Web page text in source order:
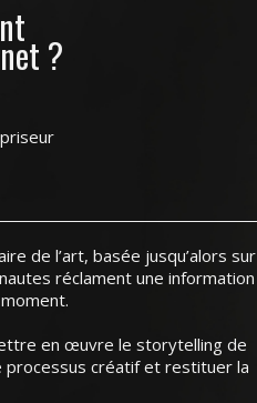
?
de l’art, basée jusqu’alors sur
réclament une information
en œuvre le storytelling de
processus créatif et restituer la